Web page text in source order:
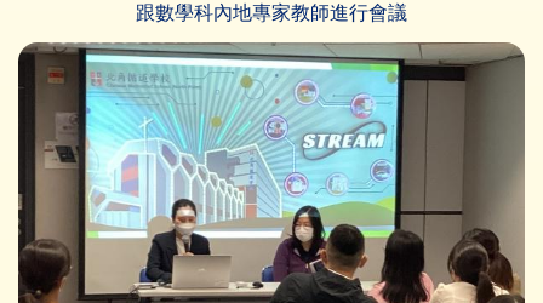
跟數學科內地專家教師進行會議